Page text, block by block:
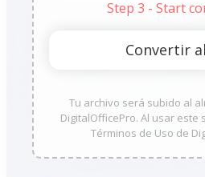
Step 3 - Start
Tu archivo será subido al
DigitalOfficePro. Al usar este
Términos de Uso de